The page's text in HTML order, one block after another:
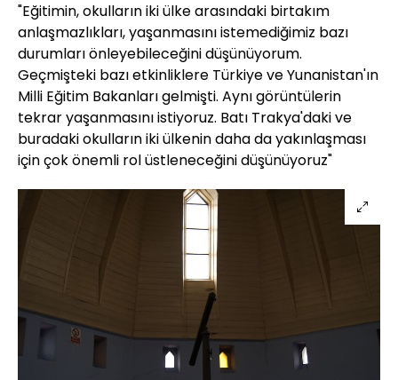
"Eğitimin, okulların iki ülke arasındaki birtakım
anlaşmazlıkları, yaşanmasını istemediğimiz bazı
durumları önleyebileceğini düşünüyorum.
Geçmişteki bazı etkinliklere Türkiye ve Yunanistan'ın
Milli Eğitim Bakanları gelmişti. Aynı görüntülerin
tekrar yaşanmasını istiyoruz. Batı Trakya'daki ve
buradaki okulların iki ülkenin daha da yakınlaşması
için çok önemli rol üstleneceğini düşünüyoruz"